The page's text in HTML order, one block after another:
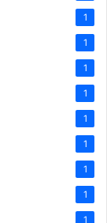
1
1
1
1
1
1
1
1
1